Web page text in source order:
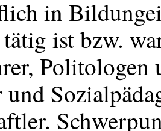
in
ist bzw.
Politologen